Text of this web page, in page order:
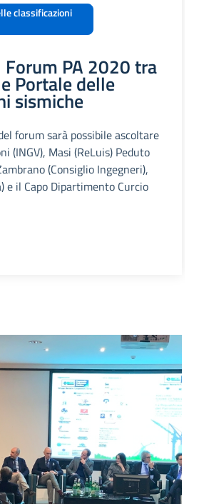
classificazioni
Forum PA 2020 tra
Portale delle
sismiche
forum sarà possibile ascoltare
(INGV), Masi (ReLuis) Peduto
(Consiglio Ingegneri),
e il Capo Dipartimento Curcio